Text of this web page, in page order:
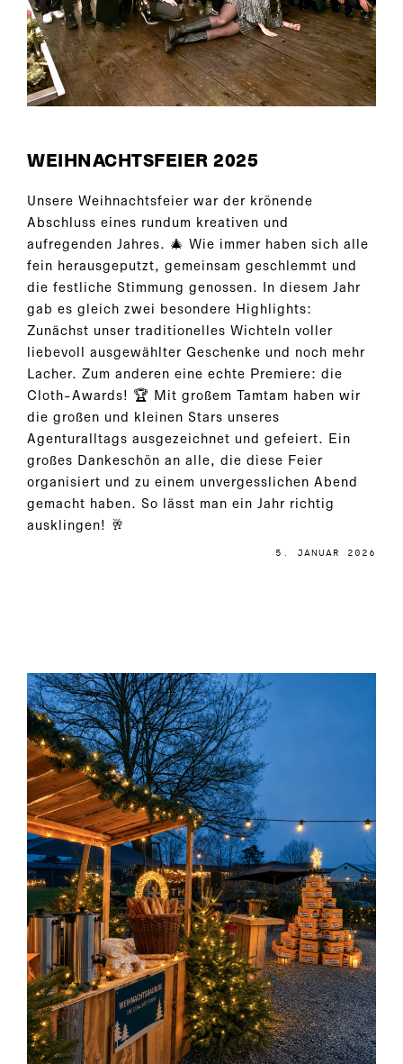
WEIHNACHTSFEIER 2025
Unsere Weihnachtsfeier war der krönende
Abschluss eines rundum kreativen und
aufregenden Jahres. 🎄 Wie immer haben sich alle
fein herausgeputzt, gemeinsam geschlemmt und
die festliche Stimmung genossen. In diesem Jahr
gab es gleich zwei besondere Highlights:
Zunächst unser traditionelles Wichteln voller
liebevoll ausgewählter Geschenke und noch mehr
Lacher. Zum anderen eine echte Premiere: die
Cloth-Awards! 🏆 Mit großem Tamtam haben wir
die großen und kleinen Stars unseres
Agenturalltags ausgezeichnet und gefeiert. Ein
großes Dankeschön an alle, die diese Feier
organisiert und zu einem unvergesslichen Abend
gemacht haben. So lässt man ein Jahr richtig
ausklingen! 🥂
5. JANUAR 2026